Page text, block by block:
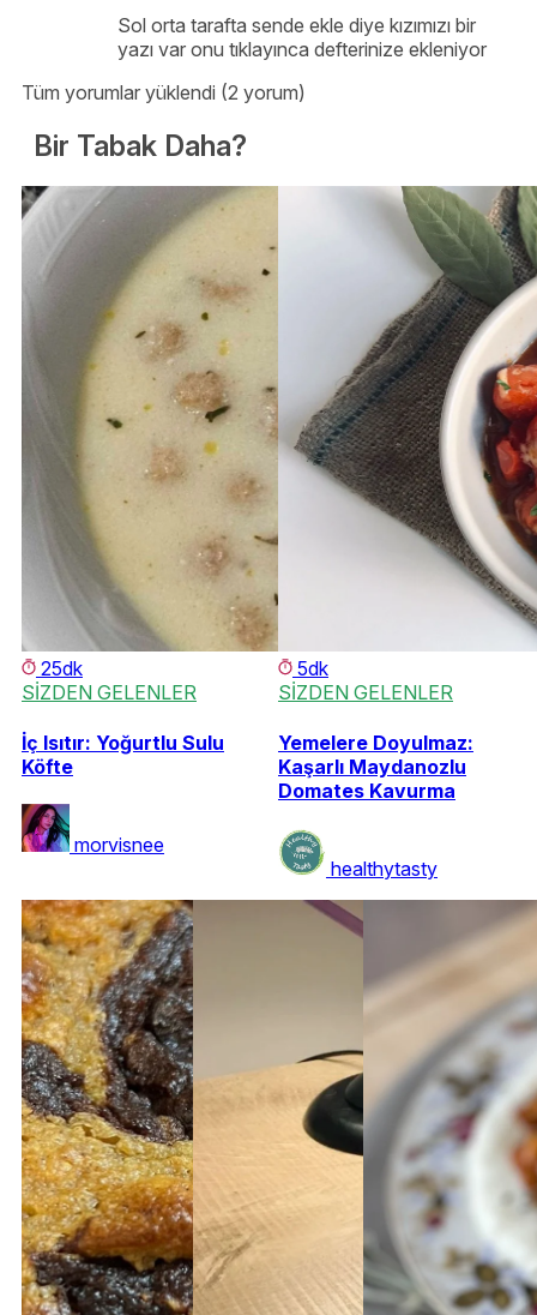
Sol orta tarafta sende ekle diye kızımızı bir
yazı var onu tıklayınca defterinize ekleniyor
Tüm yorumlar yüklendi (2 yorum)
Bir Tabak Daha?
25dk
SİZDEN GELENLER
İç Isıtır: Yoğurtlu Sulu
Köfte
morvisnee
5dk
SİZDEN GELENLER
Yemelere Doyulmaz:
Kaşarlı Maydanozlu
Domates Kavurma
healthytasty